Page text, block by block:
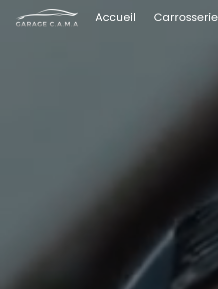
Accueil Carrosserie